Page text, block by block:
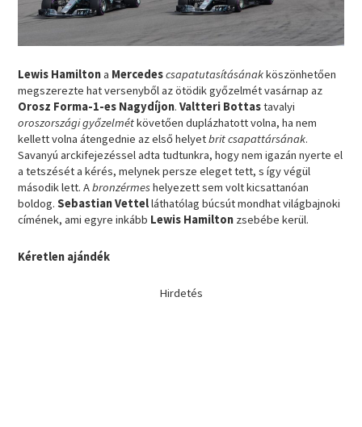
Lewis Hamiltona Mercedescsapatutasításánakköszönhetően
megszerezte hat versenyből az ötödik győzelmét vasárnap az
Orosz Forma-1-es Nagydíjon.Valtteri Bottastavalyi
oroszországi győzelmétkövetően duplázhatott volna, ha nem
kellett volna átengednie az első helyetbrit csapattársának.
Savanyú arckifejezéssel adta tudtunkra, hogy nem igazán nyerte el
a tetszését a kérés, melynek persze eleget tett, s így végül
második lett. Abronzérmeshelyezett sem volt kicsattanóan
boldog.Sebastian Vettelláthatólag búcsút mondhat világbajnoki
címének, ami egyre inkább Lewis Hamilton zsebébe kerül.
Kéretlen ajándék
Hirdetés